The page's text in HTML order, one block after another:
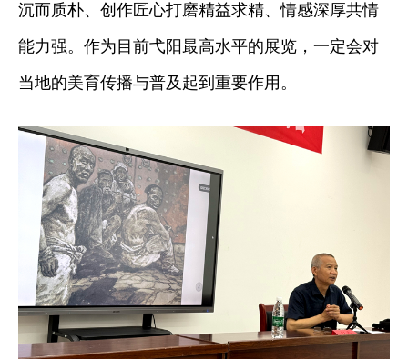
沉而质朴、创作匠心打磨精益求精、情感深厚共情
能力强。作为目前弋阳最高水平的展览，一定会对
当地的美育传播与普及起到重要作用。